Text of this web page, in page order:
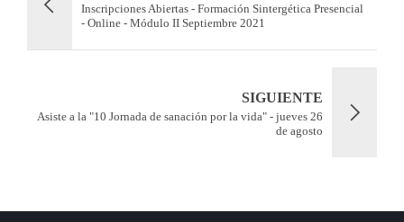
Inscripciones Abiertas - Formación Sintergética Presencial
- Online - Módulo II Septiembre 2021
SIGUIENTE
Asiste a la "10 Jornada de sanación por la vida" - jueves 26
de agosto